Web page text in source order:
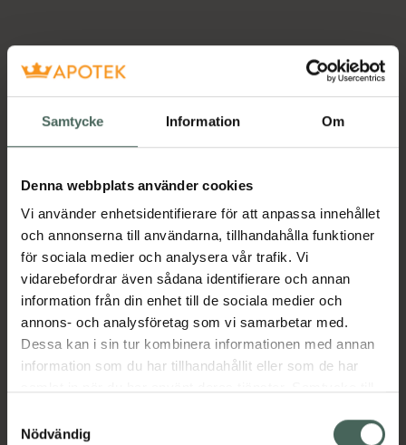
Samtycke Information Om
Denna webbplats använder cookies
Vi använder enhetsidentifierare för att anpassa innehållet
och annonserna till användarna, tillhandahålla funktioner
för sociala medier och analysera vår trafik. Vi
vidarebefordrar även sådana identifierare och annan
information från din enhet till de sociala medier och
annons- och analysföretag som vi samarbetar med.
Dessa kan i sin tur kombinera informationen med annan
information som du har tillhandahållit eller som de har
återkalla ditt samtycke via webbplatsens
Nödvändig